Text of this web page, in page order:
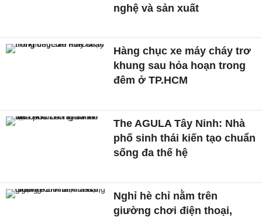
nghệ và sản xuất
Hàng chục xe máy cháy trơ
khung sau hỏa hoạn trong
đêm ở TP.HCM
The AGULA Tây Ninh: Nhà
phố sinh thái kiến tạo chuẩn
sống đa thế hệ
Nghỉ hè chỉ nằm trên
giường chơi điện thoại,